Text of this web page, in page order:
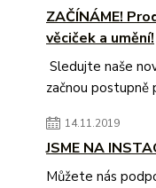
ZAČÍNÁME!
věciček a umění!
Sledujte naše
začnou postupně
14.11.2019
JSME NA
Můžete nás